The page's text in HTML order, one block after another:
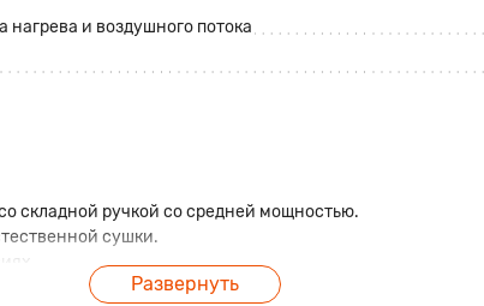
нагрева и воздушного потока
складной ручкой со средней мощностью.
сушки.
Развернуть